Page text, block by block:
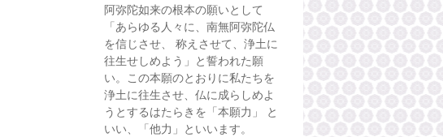
阿弥陀如来の根本の願いとして
「あらゆる人々に、南無阿弥陀仏
を信じさせ、 称えさせて、浄土に
往生せしめよう」と誓われた願
い。この本願のとおりに私たちを
浄土に往生させ、仏に成らしめよ
うとするはたらきを「本願力」 と
いい、「他力」といいます。